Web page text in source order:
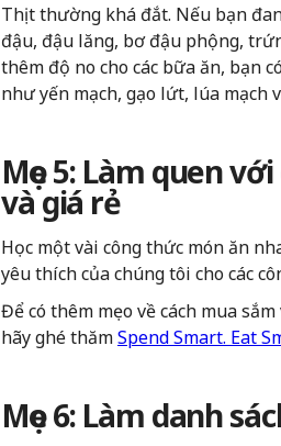
Thịt thường khá đắt. Nếu bạn
đậu, đậu lăng, bơ đậu phộng,
thêm độ no cho các bữa ăn, bạn
như yến mạch, gạo lứt, lúa mạch
Mẹo 5: Làm quen
và giá rẻ
Học một vài công thức món ăn
yêu thích của chúng tôi cho các
Để có thêm mẹo về cách mua
hãy ghé thămSpend Smart. Eat
Mẹo 6: Làm danh